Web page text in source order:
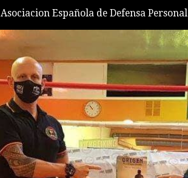
Asociacion Española de Defensa Personal